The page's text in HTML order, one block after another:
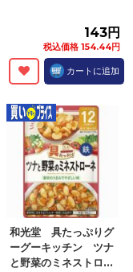
143円
税込価格 154.44円
カートに追加
和光堂 具たっぷりグ
ーグーキッチン ツナ
と野菜のミネストロ...